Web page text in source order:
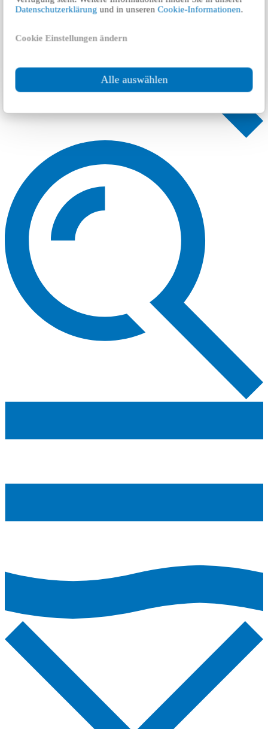
Datenschutzerklärung und in unserenCookie-Informationen.
Cookie Einstellungen ändern
Alle auswählen